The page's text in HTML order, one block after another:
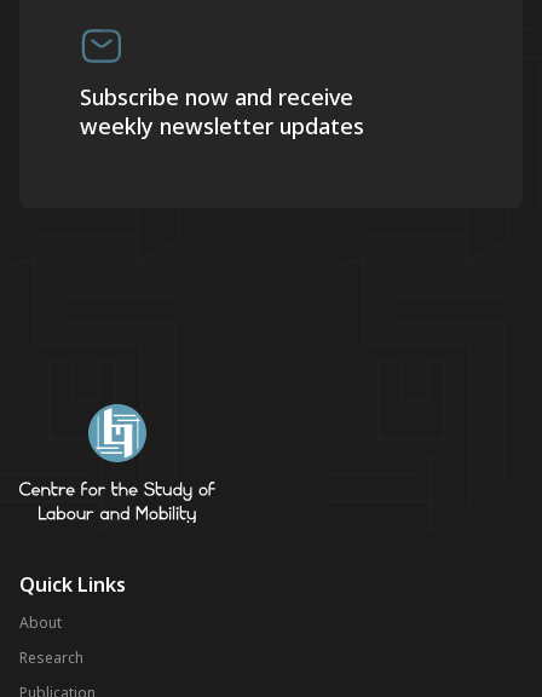
Subscribe now and receive
weekly newsletter updates
Quick Links
About
Research
Publication